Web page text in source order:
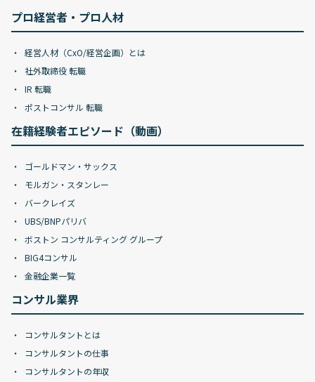
プロ経営者・プロ人材
経営人材（CxO/経営企画）とは
社外取締役 転職
IR 転職
ポストコンサル 転職
在籍経験者エピソード（動画）
ゴールドマン・サックス
モルガン・スタンレー
バークレイズ
UBS/BNPパリバ
ボストン コンサルティング グループ
BIG4コンサル
金融企業一覧
コンサル業界
コンサルタントとは
コンサルタントの仕事
コンサルタントの年収